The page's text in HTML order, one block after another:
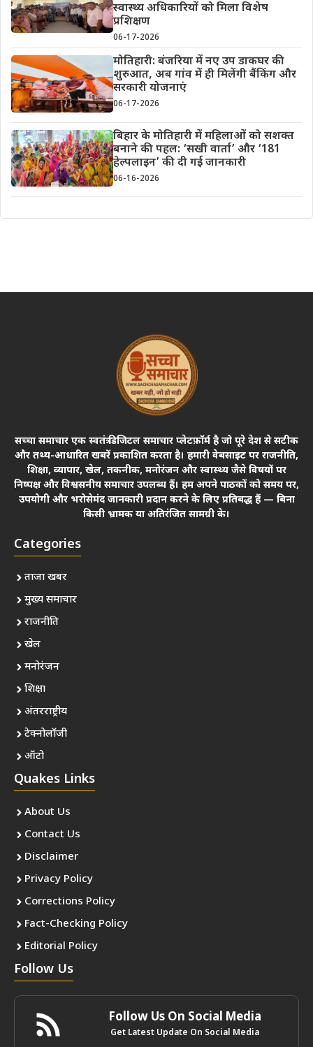
स्वास्थ्य अधिकारियों को मिला विशेष
प्रशिक्षण
06-17-2026
मोतिहारी: बंजरिया में नए उप डाकघर की
शुरुआत, अब गांव में ही मिलेंगी बैंकिंग और
सरकारी योजनाएं
06-17-2026
बिहार के मोतिहारी में महिलाओं को सशक्त
बनाने की पहल: ‘सखी वार्ता’ और ‘181
हेल्पलाइन’ की दी गई जानकारी
06-16-2026
सच्चा समाचार एक स्वतंत्र डिजिटल समाचार प्लेटफ़ॉर्म है जो पूरे देश से सटीक
और तथ्य-आधारित खबरें प्रकाशित करता है। हमारी वेबसाइट पर राजनीति,
शिक्षा, व्यापार, खेल, तकनीक, मनोरंजन और स्वास्थ्य जैसे विषयों पर
निष्पक्ष और विश्वसनीय समाचार उपलब्ध हैं। हम अपने पाठकों को समय पर,
उपयोगी और भरोसेमंद जानकारी प्रदान करने के लिए प्रतिबद्ध हैं — बिना
किसी भ्रामक या अतिरंजित सामग्री के।
Categories
ताजा खबर
मुख्य समाचार
राजनीति
खेल
मनोरंजन
शिक्षा
अंतरराष्ट्रीय
टेक्नोलॉजी
ऑटो
Quakes Links
About Us
Contact Us
Disclaimer
Privacy Policy
Corrections Policy
Fact-Checking Policy
Editorial Policy
Follow Us
Follow Us On Social Media
Get Latest Update On Social Media